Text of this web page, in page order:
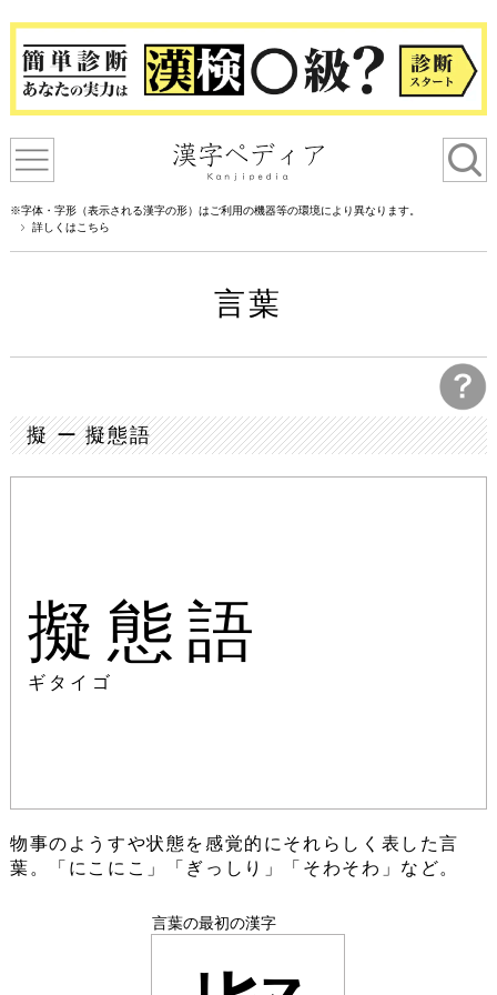
※字体・字形（表示される漢字の形）はご利用の機器等の環境により異なります。
詳しくはこちら
言葉
擬 ー 擬態語
擬態語
ギタイゴ
物事のようすや状態を感覚的にそれらしく表した言
葉。「にこにこ」「ぎっしり」「そわそわ」など。
言葉の最初の漢字